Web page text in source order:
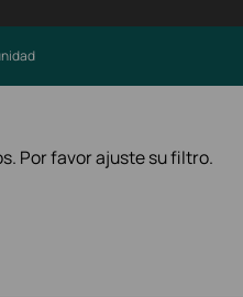
Por favor ajuste su filtro.